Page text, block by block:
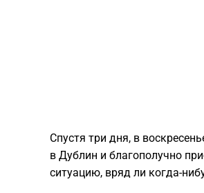
Спустя три дня, в
в Дублин и благополучно
ситуацию, вряд ли когда-